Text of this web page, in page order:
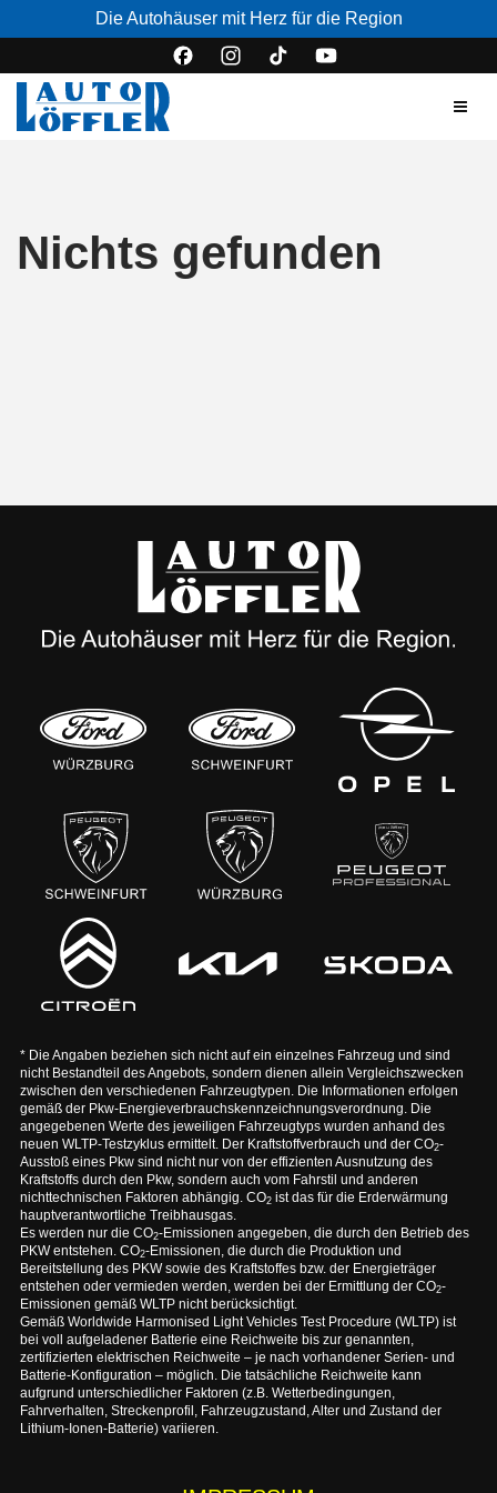
Die Autohäuser mit Herz für die Region
Nichts gefunden
* Die Angaben beziehen sich nicht auf ein einzelnes Fahrzeug und sind
nicht Bestandteil des Angebots, sondern dienen allein Vergleichszwecken
zwischen den verschiedenen Fahrzeugtypen. Die Informationen erfolgen
gemäß der Pkw-Energieverbrauchskennzeichnungsverordnung. Die
angegebenen Werte des jeweiligen Fahrzeugtyps wurden anhand des
neuen WLTP-Testzyklus ermittelt. Der Kraftstoffverbrauch und der CO2-
Ausstoß eines Pkw sind nicht nur von der effizienten Ausnutzung des
Kraftstoffs durch den Pkw, sondern auch vom Fahrstil und anderen
nichttechnischen Faktoren abhängig. CO2ist das für die Erderwärmung
hauptverantwortliche Treibhausgas.
Es werden nur die CO2-Emissionen angegeben, die durch den Betrieb des
PKW entstehen. CO2-Emissionen, die durch die Produktion und
Bereitstellung des PKW sowie des Kraftstoffes bzw. der Energieträger
entstehen oder vermieden werden, werden bei der Ermittlung der CO2-
Emissionen gemäß WLTP nicht berücksichtigt.
Gemäß Worldwide Harmonised Light Vehicles Test Procedure (WLTP) ist
bei voll aufgeladener Batterie eine Reichweite bis zur genannten,
zertifizierten elektrischen Reichweite – je nach vorhandener Serien- und
Batterie-Konfiguration – möglich. Die tatsächliche Reichweite kann
aufgrund unterschiedlicher Faktoren (z.B. Wetterbedingungen,
Fahrverhalten, Streckenprofil, Fahrzeugzustand, Alter und Zustand der
Lithium-Ionen-Batterie) variieren.